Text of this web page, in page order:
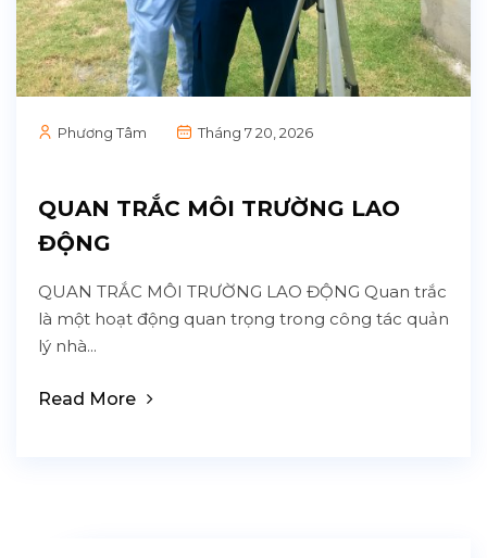
Phương Tâm Tháng 7 20, 2026
QUAN TRẮC MÔI TRƯỜNG LAO
ĐỘNG
QUAN TRẮC MÔI TRƯỜNG LAO ĐỘNG Quan trắc
là một hoạt động quan trọng trong công tác quản
lý nhà...
Read More